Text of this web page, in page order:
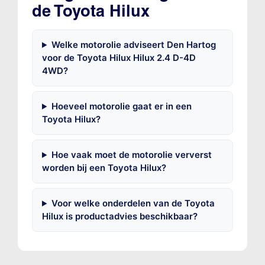
de Toyota Hilux
Welke motorolie adviseert Den Hartog
voor de Toyota Hilux Hilux 2.4 D-4D
4WD?
Hoeveel motorolie gaat er in een
Toyota Hilux?
Hoe vaak moet de motorolie ververst
worden bij een Toyota Hilux?
Voor welke onderdelen van de Toyota
Hilux is productadvies beschikbaar?